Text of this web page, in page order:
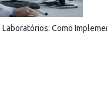
Laboratórios: Como